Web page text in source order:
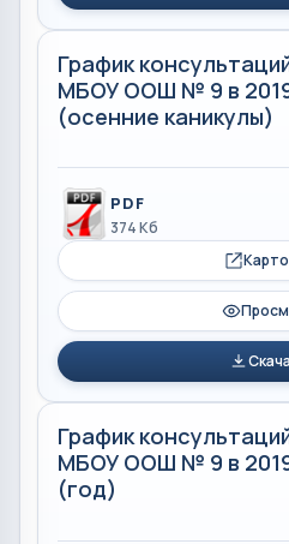
График
МБОУ ООШ № 9 в
(осенние каникулы)
PDF
374 Кб
График
МБОУ ООШ № 9 в
(год)